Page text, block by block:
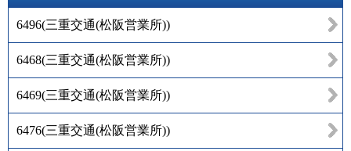
6496(三重交通(松阪営業所))
6468(三重交通(松阪営業所))
6469(三重交通(松阪営業所))
6476(三重交通(松阪営業所))